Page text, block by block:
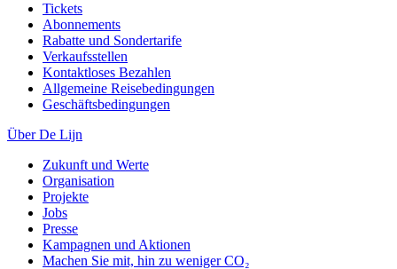
Tickets
Abonnements
Rabatte und Sondertarife
Verkaufsstellen
Kontaktloses Bezahlen
Allgemeine Reisebedingungen
Geschäftsbedingungen
Über De Lijn
Zukunft und Werte
Organisation
Projekte
Jobs
Presse
Kampagnen und Aktionen
Machen Sie mit, hin zu weniger CO₂